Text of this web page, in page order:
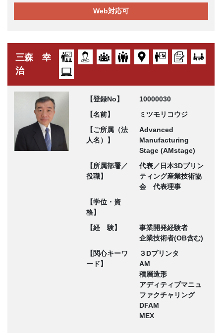
Web対応可
三森 幸
治
【登録No】
10000030
【名前】
ミツモリコウジ
【ご所属（法
人名）】
Advanced
Manufacturing
Stage (AMstage)
【所属部署／
役職】
代表／日本3Dプリン
ティング産業技術協
会 代表理事
【学位・資
格】
【経 験】
事業開発経験者
企業技術者(OB含む)
【関心キーワ
ード】
３Dプリンタ
AM
積層造形
アディティブマニュ
ファクチャリング
DFAM
MEX